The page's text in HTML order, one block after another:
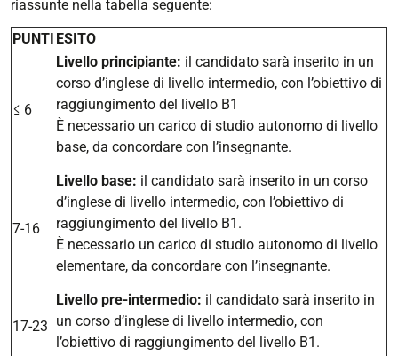
riassunte nella tabella seguente:
PUNTI ESITO
≤ 6
Livello principiante: il candidato sarà inserito in un
corso d’inglese di livello intermedio, con l’obiettivo di
raggiungimento del livello B1
È necessario un carico di studio autonomo di livello
base, da concordare con l’insegnante.
7-16
Livello base: il candidato sarà inserito in un corso
d’inglese di livello intermedio, con l’obiettivo di
raggiungimento del livello B1.
È necessario un carico di studio autonomo di livello
elementare, da concordare con l’insegnante.
17-23
Livello pre-intermedio: il candidato sarà inserito in
un corso d’inglese di livello intermedio, con
l’obiettivo di raggiungimento del livello B1.